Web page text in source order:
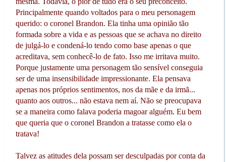
Principalmente quando voltados para o meu personagem
querido: o coronel Brandon. Ela tinha uma opinião tão
formada sobre a vida e as pessoas que se achava no direito
de julgá-lo e condená-lo tendo como base apenas o que
acreditava, sem conhecê-lo de fato. Isso me irritava muito.
Porque justamente uma personagem tão sensível conseguia
ser de uma insensibilidade impressionante. Ela pensava
apenas nos próprios sentimentos, nos da mãe e da irmã...
quanto aos outros... não estava nem aí. Não se preocupava
se a maneira como falava poderia magoar alguém. Eu bem
que queria que o coronel Brandon a tratasse como ela o
tratava!
Talvez as atitudes dela possam ser desculpadas por conta da